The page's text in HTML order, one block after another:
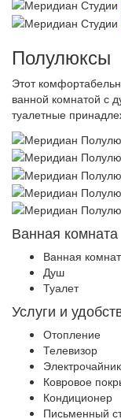
Полулюксы
Этот
ванной комнатой с
туалетные
Ванная комната
Ванная
Душ
Туалет
Услуги и
Отопление
Телевизор
Электрочайник
Ковровое
Кондиционер
Письменный